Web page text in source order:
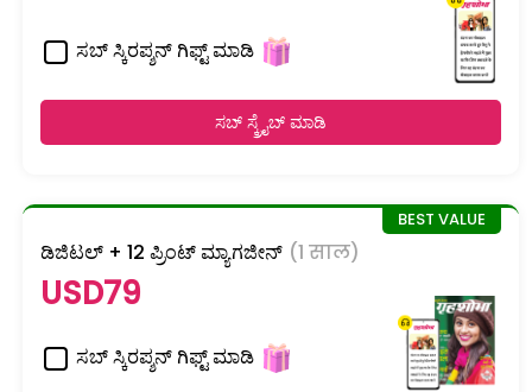
ಸಬ್ ಸ್ಕಿರಪ್ಶನ್ ಗಿಫ್ಟ್ ಮಾಡಿ
ಸಬ್ ಸ್ಕ್ರೈಬ್ ಮಾಡಿ
ಡಿಜಿಟಲ್ + 12 ಪ್ರಿಂಟ್ ಮ್ಯಾಗಜೀನ್ (1 साल)
USD79
ಸಬ್ ಸ್ಕಿರಪ್ಶನ್ ಗಿಫ್ಟ್ ಮಾಡಿ